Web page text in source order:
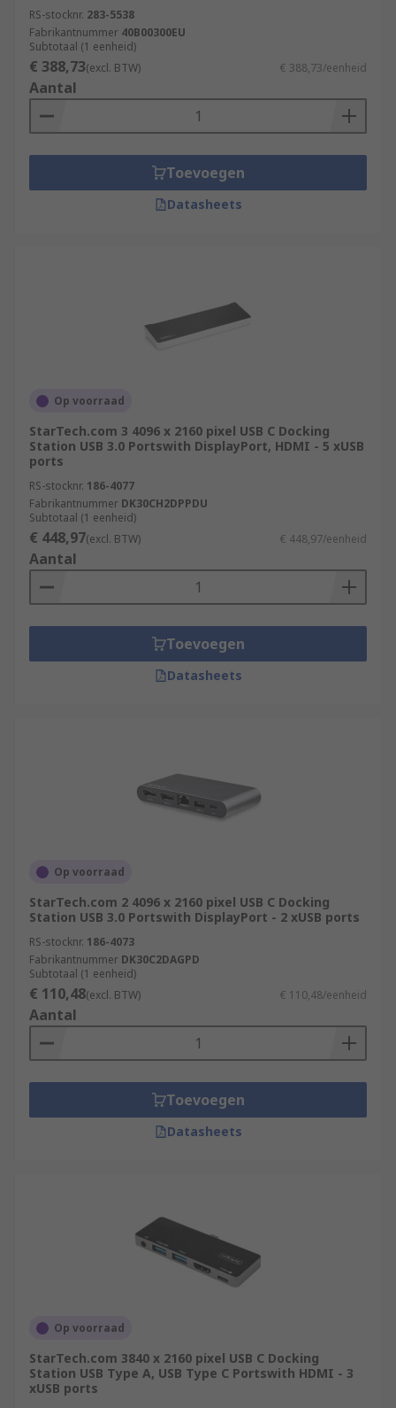
RS-stocknr. 283-5538
Fabrikantnummer 40B00300EU
Subtotaal (1 eenheid)
€ 388,73(excl. BTW) € 388,73/eenheid
Aantal
Toevoegen
Datasheets
Op voorraad
StarTech.com 3 4096 x 2160 pixel USB C Docking
Station USB 3.0 Portswith DisplayPort, HDMI - 5 xUSB
ports
RS-stocknr. 186-4077
Fabrikantnummer DK30CH2DPPDU
Subtotaal (1 eenheid)
€ 448,97(excl. BTW) € 448,97/eenheid
Aantal
Toevoegen
Datasheets
Op voorraad
StarTech.com 2 4096 x 2160 pixel USB C Docking
Station USB 3.0 Portswith DisplayPort - 2 xUSB ports
RS-stocknr. 186-4073
Fabrikantnummer DK30C2DAGPD
Subtotaal (1 eenheid)
€ 110,48(excl. BTW) € 110,48/eenheid
Aantal
Toevoegen
Datasheets
Op voorraad
StarTech.com 3840 x 2160 pixel USB C Docking
Station USB Type A, USB Type C Portswith HDMI - 3
xUSB ports